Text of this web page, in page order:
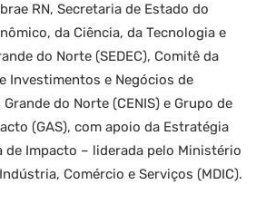
RN, Secretaria de Estado do
da Ciência, da Tecnologia e
do Norte (SEDEC), Comitê da
Investimentos e Negócios de
do Norte (CENIS) e Grupo de
(GAS), com apoio da Estratégia
de Impacto – liderada pelo Ministério
Comércio e Serviços (MDIC).